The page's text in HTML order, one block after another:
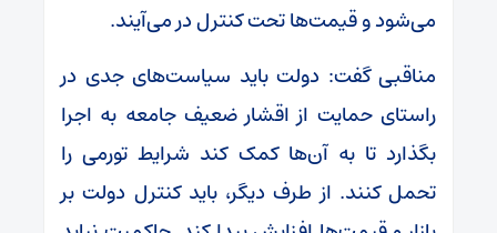
می‌شود و قیمت‌ها تحت کنترل در می‌آیند.
مناقبی گفت: دولت باید سیاست‌های جدی در
راستای حمایت از اقشار ضعیف جامعه به اجرا
بگذارد تا به آن‌ها کمک کند شرایط تورمی را
تحمل کنند. از طرف دیگر، باید کنترل دولت بر